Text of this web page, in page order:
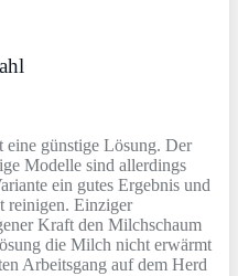
günstige Lösung. Der
Modelle sind allerdings
ein gutes Ergebnis und
reinigen. Einziger
Kraft den Milchschaum
die Milch nicht erwärmt
Arbeitsgang auf dem Herd